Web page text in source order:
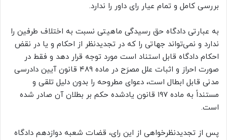
بررسی کامل و تمام عیار رای داور را ندارد.
به عبارتی دادگاه حق رسیدگی ماهیتی نسبت به اختلاف طرفین را
ندارد و نمی‌تواند جهاتی را که در تجدیدنظر از احکام و یا در نقض
احکام دادگاه قابل استناد است مورد توجه قرار دهد و فقط در
صورت احراز و اثبات علل مصرَح در ماده ۴۸۹ قانون آیین دادرسی
مدنی قابل ابطال است، دعوای مطروحه را بدون دلیل تلقی و
مستنداً به ماده ۱۹۷ قانون یادشده حکم بر بطلان آن صادر شده
است.
پس از تجدیدنظرخواهی از این رای، قضات شعبه دوازدهم دادگاه